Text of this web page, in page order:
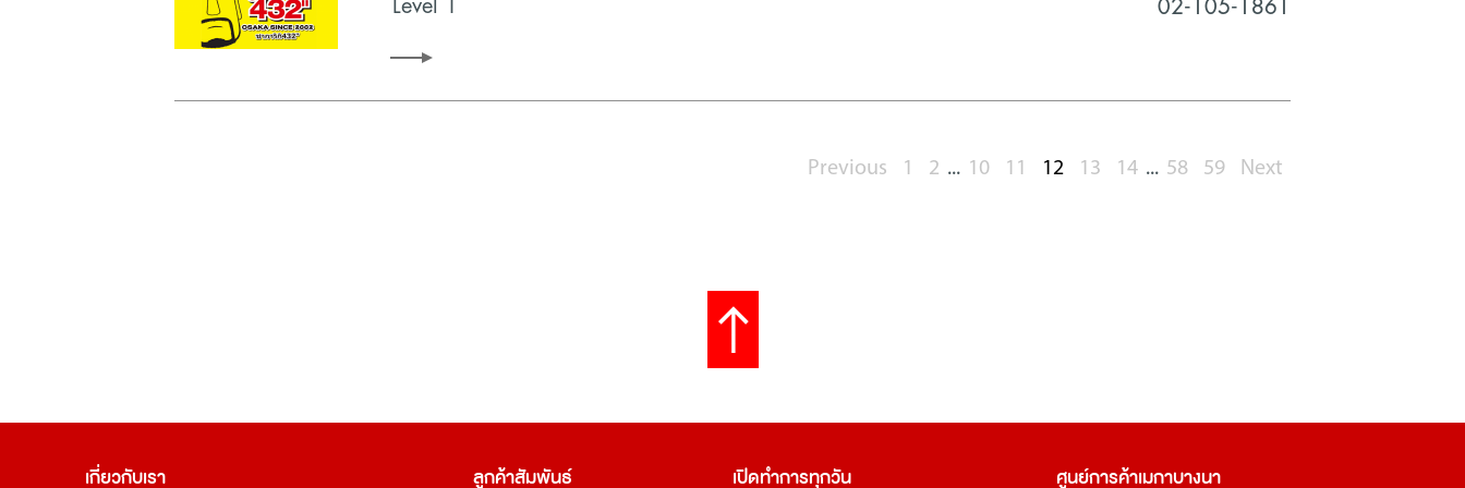
Level 1 02-105-1861
Previous 1 2 ... 10 11 12 13 14 ... 58 59 Next
เกี่ยวกับเรา ลูกค้าสัมพันธ์ เปิดทำการทุกวัน ศูนย์การค้าเมกาบางนา